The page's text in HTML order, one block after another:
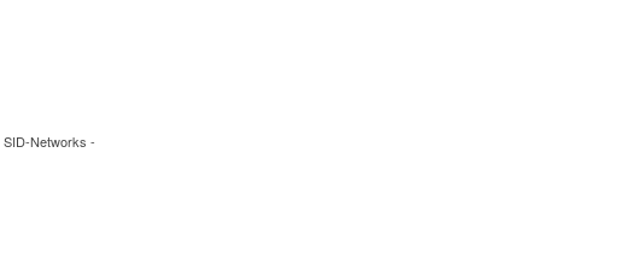
SID-Networks -